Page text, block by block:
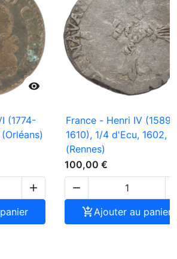

(1774-

France - Henri IV (1589-
1610), 1/4 d'Ecu, 1602, 9
(Rennes)
100,00 €

Ajouter au panier